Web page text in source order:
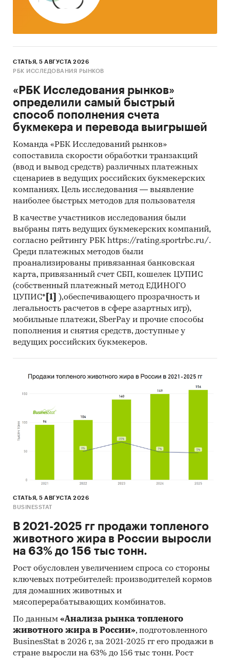
СТАТЬЯ, 5 АВГУСТА 2026
РБК ИССЛЕДОВАНИЯ РЫНКОВ
«РБК Исследования рынков»
определили самый быстрый
способ пополнения счета
букмекера и перевода выигрышей
Команда «РБК Исследований рынков»
сопоставила скорости обработки транзакций
(ввод и вывод средств) различных платежных
сценариев в ведущих российских букмекерских
компаниях. Цель исследования — выявление
наиболее быстрых методов для пользователя
В качестве участников исследования были
выбраны пять ведущих букмекерских компаний,
согласно рейтингу РБК https://rating.sportrbc.ru/.
Среди платежных методов были
проанализированы привязанная банковская
карта, привязанный счет СБП, кошелек ЦУПИС
(собственный платежный метод ЕДИНОГО
ЦУПИС* [1]
),обеспечивающего прозрачность и
легальность расчетов в сфере азартных игр),
мобильные платежи, SberPay и прочие способы
пополнения и снятия средств, доступные у
ведущих российских букмекеров.
СТАТЬЯ, 5 АВГУСТА 2026
BUSINESSTAT
В 2021-2025 гг продажи топленого
животного жира в России выросли
на 63% до 156 тыс тонн.
Рост обусловлен увеличением спроса со стороны
ключевых потребителей: производителей кормов
для домашних животных и
мясоперерабатывающих комбинатов.
По данным «Анализа рынка топленого
животного жира в России», подготовленного
BusinesStat в 2026 г, за 2021-2025 гг его продажи в
стране выросли на 63% до 156 тыс тонн. Рост